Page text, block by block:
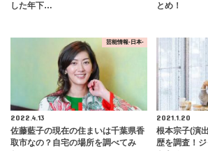
した年下…
とめ！
芸能情報-日本-
2022.4.13
佐藤藍子の現在の住まいは千葉県香
取市なの？自宅の場所を調べてみ
2021.1.20
根本宗子(演
歴を調査！